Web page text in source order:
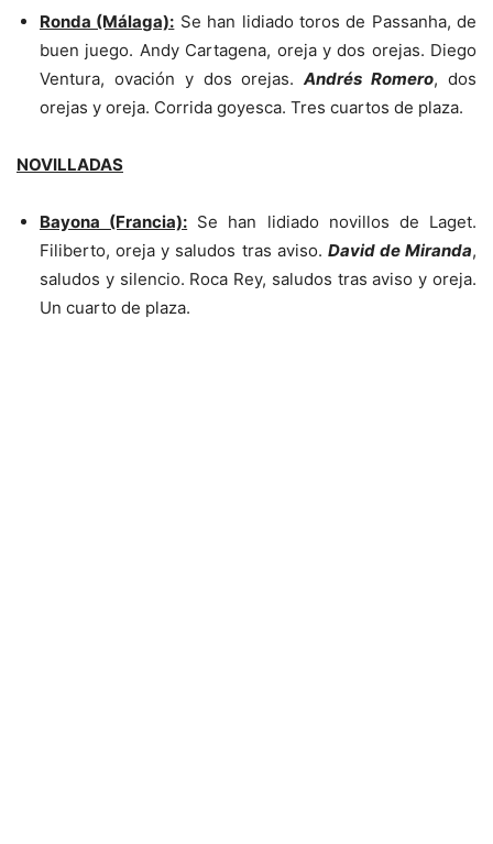
Ronda (Málaga): Se han lidiado toros de Passanha, de
buen juego. Andy Cartagena, oreja y dos orejas. Diego
Ventura, ovación y dos orejas.Andrés Romero, dos
orejas y oreja. Corrida goyesca. Tres cuartos de plaza.
NOVILLADAS
Bayona (Francia): Se han lidiado novillos de Laget.
Filiberto, oreja y saludos tras aviso. David de Miranda,
saludos y silencio. Roca Rey, saludos tras aviso y oreja.
Un cuarto de plaza.